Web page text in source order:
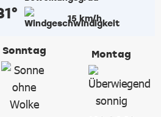
15 km/h
Sonntag Montag